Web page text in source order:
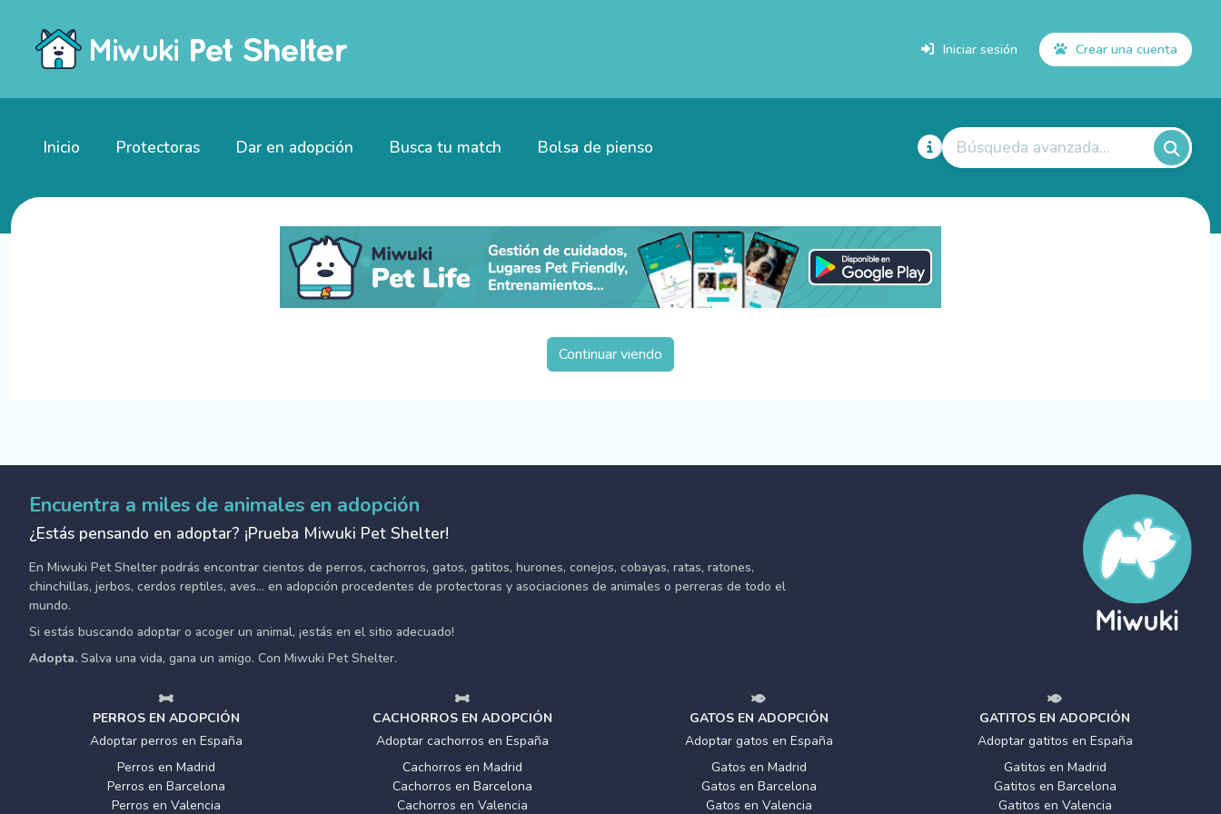
Iniciar sesión Crear una cuenta
Inicio Protectoras Dar en adopción Busca tu match Bolsa de pienso Búsqueda avanzada...
Continuar viendo
Encuentra a miles de animales en adopción
¿Estás pensando en adoptar? ¡Prueba Miwuki Pet Shelter!
En Miwuki Pet Shelter podrás encontrar cientos de perros, cachorros, gatos, gatitos, hurones, conejos, cobayas, ratas, ratones,
chinchillas, jerbos, cerdos reptiles, aves... en adopción procedentes de protectoras y asociaciones de animales o perreras de todo el
mundo.
Si estás buscando adoptar o acoger un animal, ¡estás en el sitio adecuado!
Adopta. Salva una vida, gana un amigo. Con Miwuki Pet Shelter.
PERROS EN ADOPCIÓN
Adoptar perros en España
Perros en Madrid
Perros en Barcelona
Perros en Valencia
CACHORROS EN ADOPCIÓN
Adoptar cachorros en España
Cachorros en Madrid
Cachorros en Barcelona
Cachorros en Valencia
GATOS EN ADOPCIÓN
Adoptar gatos en España
Gatos en Madrid
Gatos en Barcelona
Gatos en Valencia
GATITOS EN ADOPCIÓN
Adoptar gatitos en España
Gatitos en Madrid
Gatitos en Barcelona
Gatitos en Valencia